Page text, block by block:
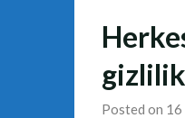
Posted on 16